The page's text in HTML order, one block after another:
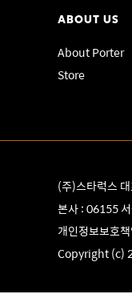
ABOUT US
About Porter
Store
(주)스타럭스
본사 : 06155
개인정보보호
Copyright (c)